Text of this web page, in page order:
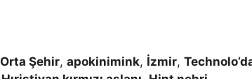
Orta Şehir, apokinimink, İzmir,